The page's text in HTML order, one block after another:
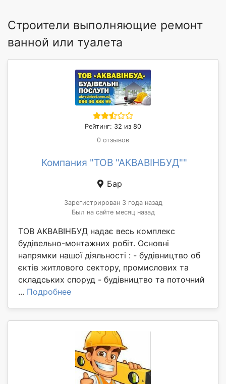
Строители выполняющие ремонт
ванной или туалета
Рейтинг: 32 из 80
0 отзывов
Компания "ТОВ "АКВАВІНБУД""
Бар
Зарегистрирован 3 года назад
Был на сайте месяц назад
ТОВ АКВАВІНБУД надає весь комплекс
будівельно-монтажних робіт. Основні
напрямки нашої діяльності : - будівництво об
єктів житлового сектору, промислових та
складських споруд - будівництво та поточний
... Подробнее